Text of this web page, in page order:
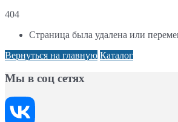
404
Страница была удалена или
Вернуться на главную Каталог
Мы в соц сетях